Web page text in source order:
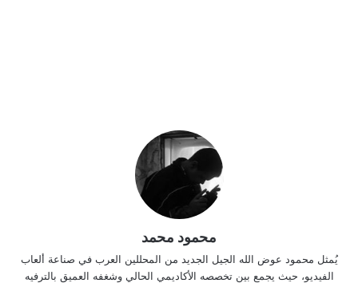
محمود محمد
يُمثل محمود عوض الله الجيل الجديد من المحللين العرب في صناعة ألعاب
الفيديو، حيث يجمع بين تخصصه الأكاديمي الحالي وشغفه العميق بالترفيه